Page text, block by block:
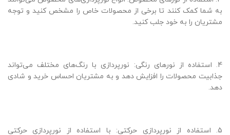
به شما کمک کنند تا برخی از محصولات خاص را مشخص کنید و توجه
مشتریان را به خود جلب کنید.
4. استفاده از نورهای رنگی: نورپردازی با رنگ‌های مختلف می‌تواند
جذابیت محصولات را افزایش دهد و به مشتریان احساس خرید و شادی
دهد.
5. استفاده از نورپردازی حرکتی: با استفاده از نورپردازی حرکتی